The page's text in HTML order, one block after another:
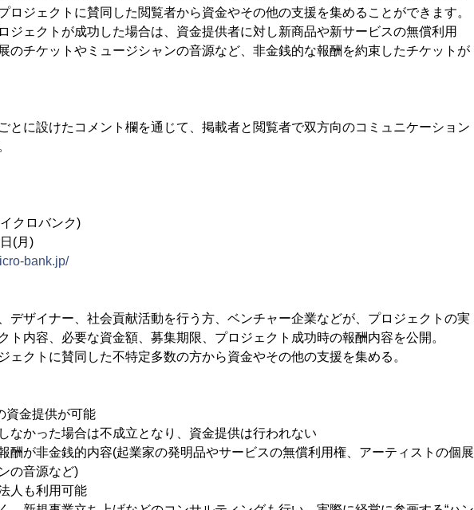
ロジェクトに賛同した閲覧者から資金やその他の支援を集めることができます。
ジェクトが成功した場合は、資金提供者に対し新商品や新サービスの無償利用
のチケットやミュージシャンの音源など、非金銭的な報酬を約束したチケットが
とに設けたコメント欄を通じて、掲載者と閲覧者で双方向のコミュニケーション
クロバンク)
(月)
bank.jp/
デザイナー、社会貢献活動を行う方、ベンチャー企業などが、プロジェクトの実
ト内容、必要な資金額、募集期限、プロジェクト成功時の報酬内容を公開。
ェクトに賛同した不特定多数の方から資金やその他の支援を集める。
資金提供が可能
なかった場合は不成立となり、資金提供は行われない
酬が非金銭的内容(起業家の発明品やサービスの無償利用権、アーティストの個展
の音源など)
人も利用可能